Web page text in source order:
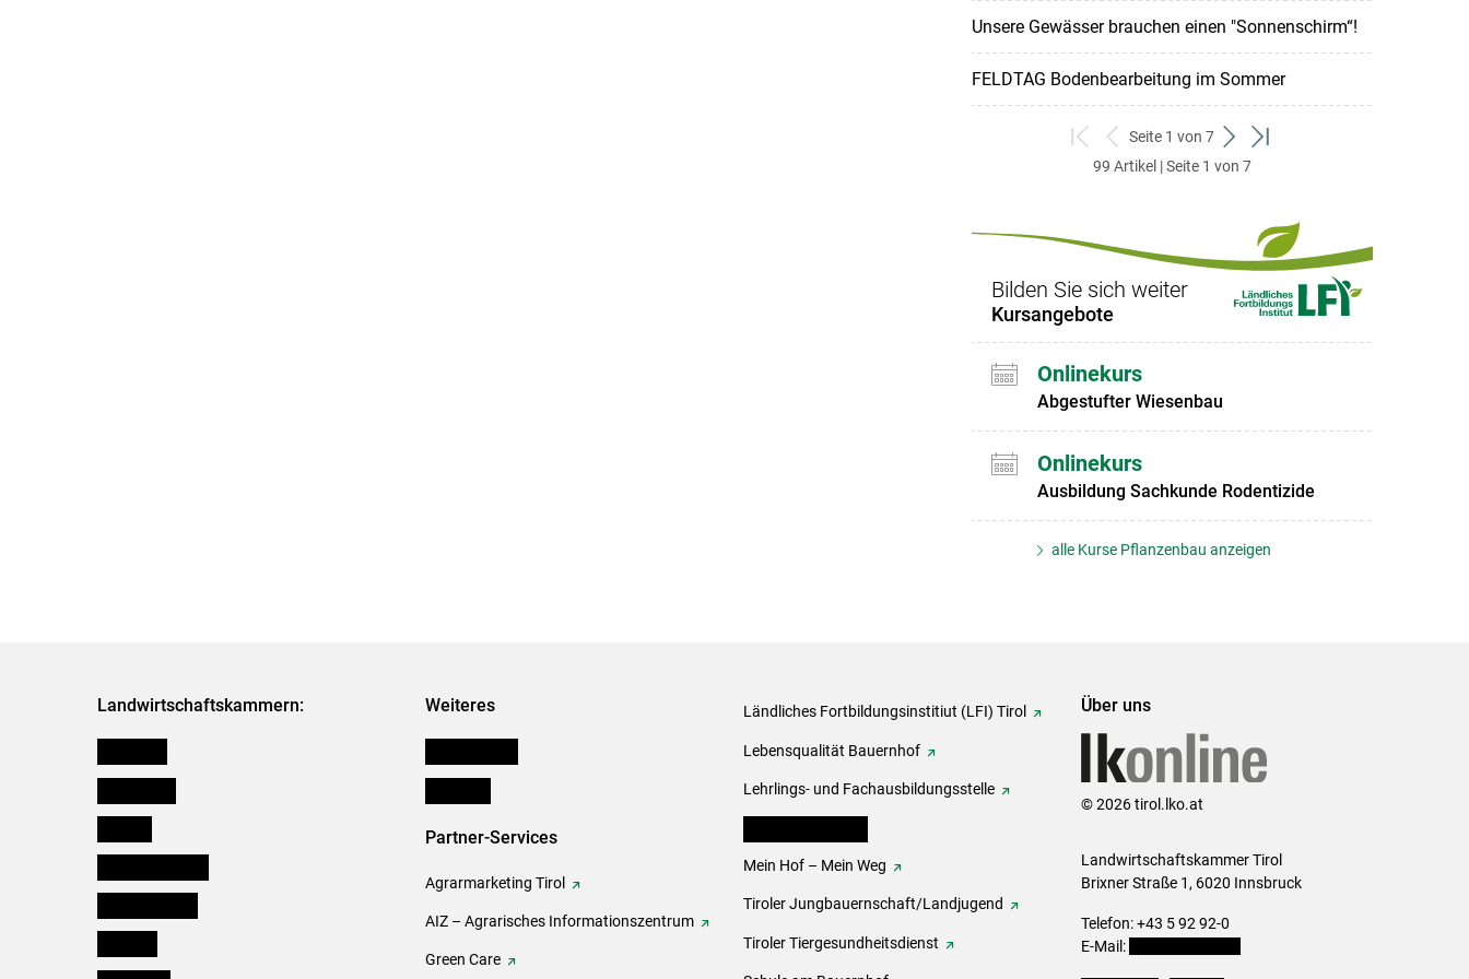
Unsere Gewässer brauchen einen "Sonnenschirm“!
FELDTAG Bodenbearbeitung im Sommer
zum
ersten
zurück
zum
Seite 1 von 7
weiter
zum
zum
99 Artikel | Seite 1 von 7
Bilden Sie sich weiter
Kursangebote
Onlinekurs
Abgestufter Wiesenbau
Onlinekurs
Ausbildung Sachkunde Rodentizide
alle Kurse Pflanzenbau anzeigen
Landwirtschaftskammern: Weiteres
Partner-Services
Agrarmarketing Tirol
AIZ – Agrarisches Informationszentrum
Green Care
Ländliches Fortbildungsinstitiut (LFI) Tirol
Lebensqualität Bauernhof
Lehrlings- und Fachausbildungsstelle
Mein Hof – Mein Weg
Tiroler Jungbauernschaft/Landjugend
Tiroler Tiergesundheitsdienst
Über uns
© 2026 tirol.lko.at
Landwirtschaftskammer Tirol
Brixner Straße 1, 6020 Innsbruck
Telefon: +43 5 92 92-0
E-Mail: